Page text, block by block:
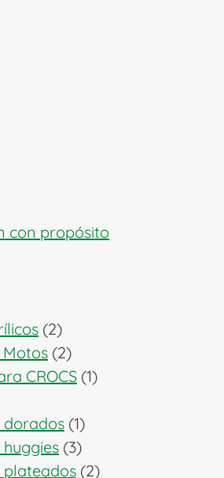
con propósito
22
productos
Motos 22
productos
CROCS 11
dorados 11
producto
33
productos
plateados 22